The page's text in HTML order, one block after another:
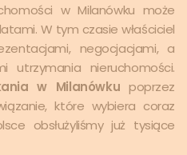
w Milanówku może
W tym czasie właściciel
negocjacjami, a
utrzymania nieruchomości.
w Milanówku poprzez
które wybiera coraz
obsłużyliśmy już tysiące